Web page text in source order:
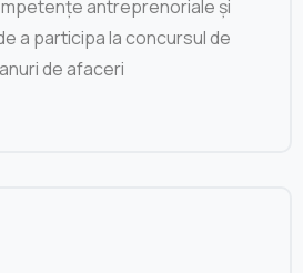
antreprenoriale și
a participa la concursul de
de afaceri